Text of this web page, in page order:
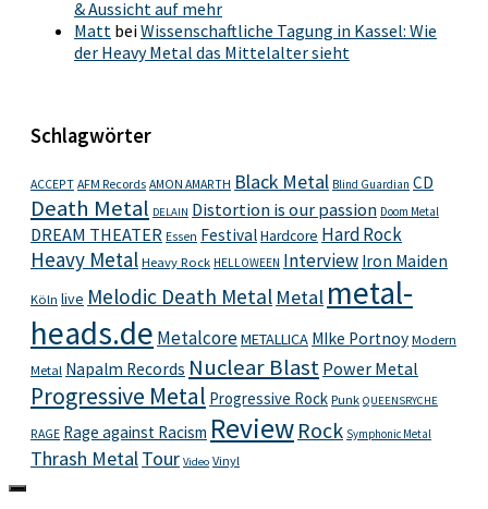
& Aussicht auf mehr
Matt beiWissenschaftliche Tagung in Kassel: Wie
der Heavy Metal das Mittelalter sieht
Schlagwörter
ACCEPT AFM Records AMON AMARTH Black Metal Blind Guardian CD
Death Metal DELAIN Distortion is our passion Doom Metal
DREAM THEATER Essen FestivalHardcore Hard Rock
Heavy Metal Heavy Rock HELLOWEEN Interview Iron Maiden
Köln live Melodic Death Metal Metal metal-
heads.de MetalcoreMETALLICA MIke Portnoy Modern
Metal Napalm Records Nuclear Blast Power Metal
Progressive Metal Progressive Rock Punk QUEENSRYCHE
RAGE Rage against Racism Review Rock Symphonic Metal
Thrash MetalTour Video Vinyl